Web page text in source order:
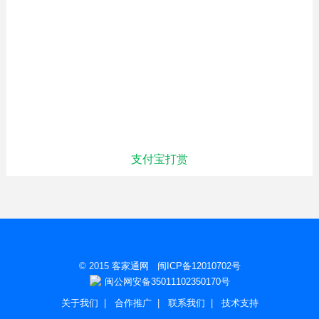
支付宝打赏
© 2015 客家通网
闽ICP备12010702号
闽公网安备35011102350170号
关于我们
合作推广| 联系我们 技术支持